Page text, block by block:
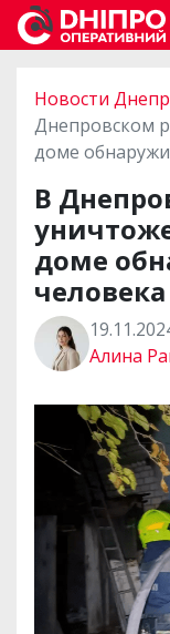
Новости
Днепровском
доме
В
доме
человека
Алина